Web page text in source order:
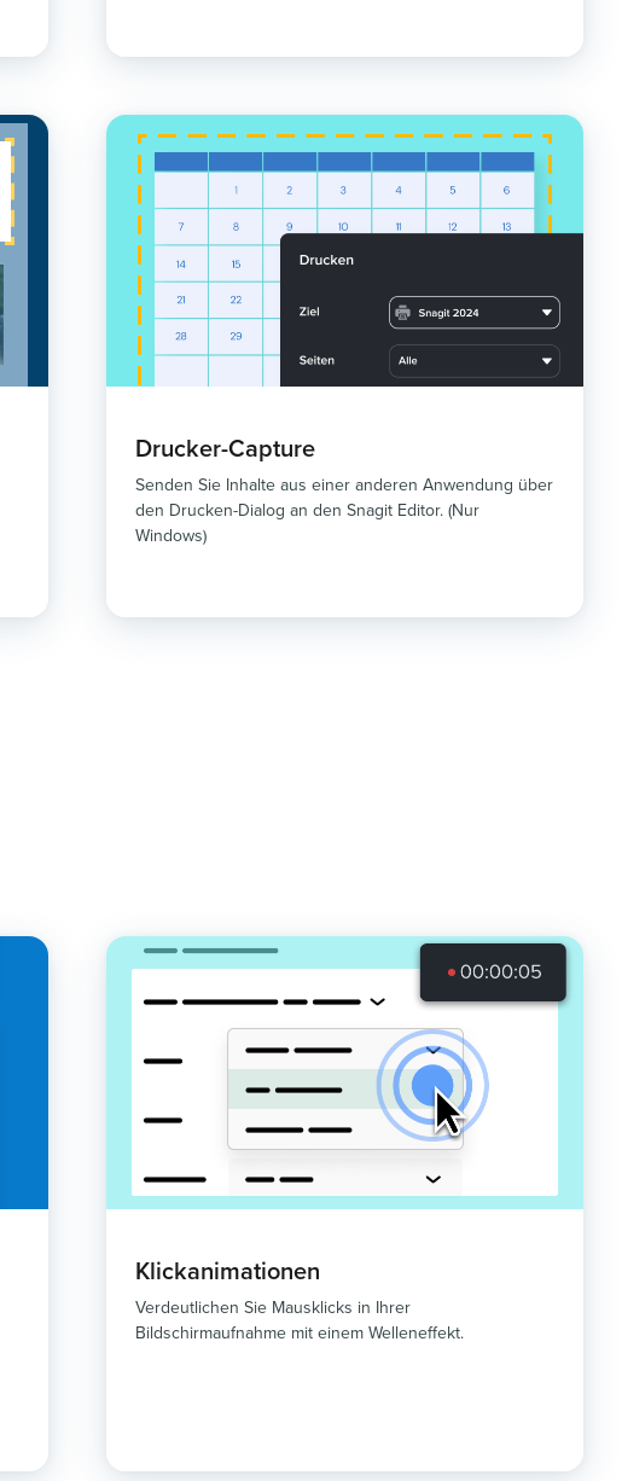
Drucker-Capture
Senden Sie Inhalte aus einer anderen Anwendung über
den Drucken-Dialog an den Snagit Editor. (Nur
Windows)
Klickanimationen
Verdeutlichen Sie Mausklicks in Ihrer
Bildschirmaufnahme mit einem Welleneffekt.